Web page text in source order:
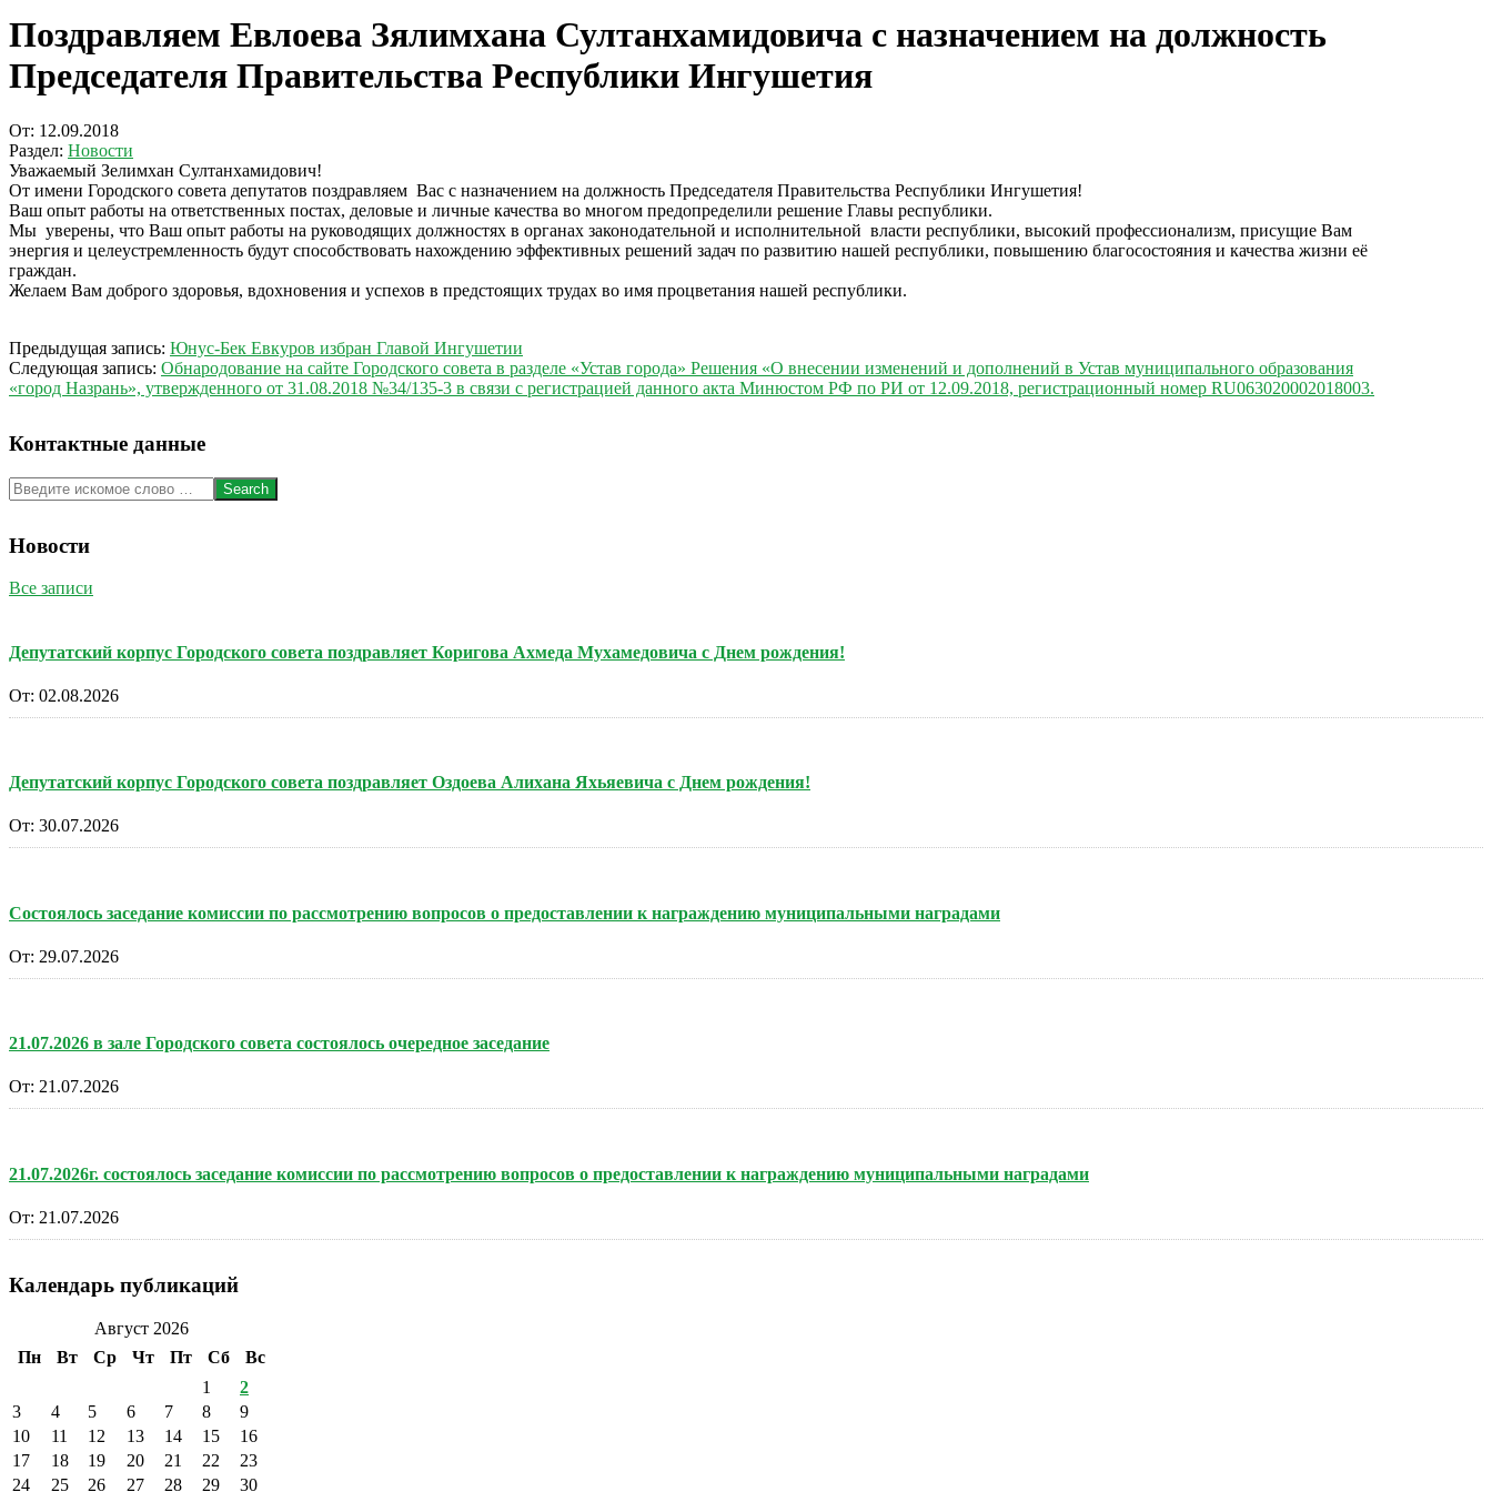
Поздравляем Евлоева Зялимхана Султанхамидовича с назначением на должность
Председателя Правительства Республики Ингушетия
От: 12.09.2018
Раздел: Новости
Уважаемый Зелимхан Султанхамидович!
От имени Городского совета депутатов поздравляем Вас с назначением на должность Председателя Правительства Республики Ингушетия!
Ваш опыт работы на ответственных постах, деловые и личные качества во многом предопределили решение Главы республики.
Мы уверены, что Ваш опыт работы на руководящих должностях в органах законодательной и исполнительной власти республики, высокий профессионализм, присущие Вам
энергия и целеустремленность будут способствовать нахождению эффективных решений задач по развитию нашей республики, повышению благосостояния и качества жизни её
граждан.
Желаем Вам доброго здоровья, вдохновения и успехов в предстоящих трудах во имя процветания нашей республики.
2018-
09-
12
Предыдущая запись: Юнус-Бек Евкуров избран Главой Ингушетии
Следующая запись: Обнародование на сайте Городского совета в разделе «Устав города» Решения «О внесении изменений и дополнений в Устав муниципального образования
«город Назрань», утвержденного от 31.08.2018 №34/135-3 в связи с регистрацией данного акта Минюстом РФ по РИ от 12.09.2018, регистрационный номер RU063020002018003.
Контактные данные
Search
Новости
Все записи
Депутатский корпус Городского совета поздравляет Коригова Ахмеда Мухамедовича с Днем рождения!
От: 02.08.2026
Депутатский корпус Городского совета поздравляет Оздоева Алихана Яхьяевича с Днем рождения!
От: 30.07.2026
Состоялось заседание комиссии по рассмотрению вопросов о предоставлении к награждению муниципальными наградами
От: 29.07.2026
21.07.2026 в зале Городского совета состоялось очередное заседание
От: 21.07.2026
21.07.2026г. состоялось заседание комиссии по рассмотрению вопросов о предоставлении к награждению муниципальными наградами
От: 21.07.2026
Календарь публикаций
Август 2026
Пн
Вт Ср Чт Пт Сб
Вс
1
2
3
4 5 6 7 8
9
10
11 12 13 14 15
16
17
18 19 20 21 22
23
24
25 26 27 28 29
30